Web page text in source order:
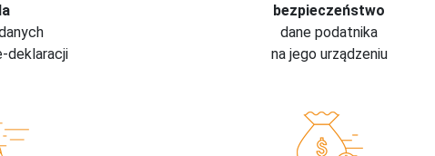
deklaracji
bezpieczeństwo
dane podatnika
na jego urządzeniu